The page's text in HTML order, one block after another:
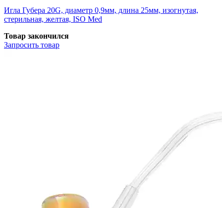
Игла Губера 20G, диаметр 0,9мм, длина 25мм, изогнутая,
стерильная, желтая, ISO Med
Товар закончился
Запросить товар